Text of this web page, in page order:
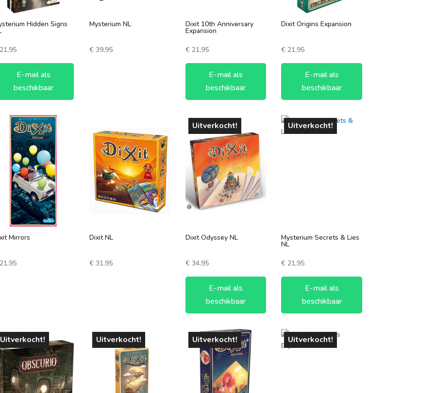
60-90 minuten
90-120 minuten
120+ minuten
Hidden Signs
E-mail als
beschikbaar
Mysterium NL
€39,95
Dixit 10th Anniversary
Expansion
€21,95
E-mail als
beschikbaar
Dixit Origins Expansion
€ 21,95
E-mail als
beschikbaar
Mirrors Dixit NL
€31,95
Uitverkocht!
Dixit Odyssey NL
€34,95
E-mail als
beschikbaar
Uitverkocht!
Mysterium Secrets & Lies
NL
€ 21,95
E-mail als
beschikbaar
Uitverkocht! Uitverkocht! Uitverkocht! Uitverkocht!